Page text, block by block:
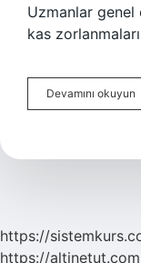
Uzmanlar genel
kas
Devamını okuyun
https://
https://